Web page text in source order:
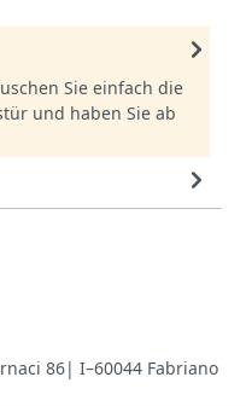
Sie einfach die
und haben Sie ab
86| I–60044 Fabriano